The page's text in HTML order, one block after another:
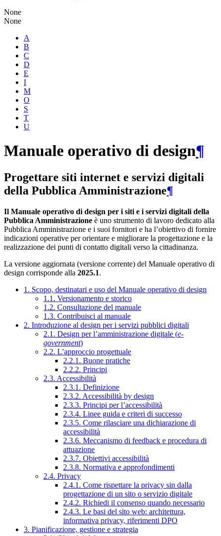
None
None
A
B
C
D
E
I
M
O
S
T
U
Manuale operativo di design¶
Progettare siti internet e servizi digitali
della Pubblica Amministrazione¶
Il Manuale operativo di design per i siti e i servizi digitali della
Pubblica Amministrazione è uno strumento di lavoro dedicato alla
Pubblica Amministrazione e i suoi fornitori e ha l’obiettivo di fornire
indicazioni operative per orientare e migliorare la progettazione e la
realizzazione dei punti di contatto digitali verso la cittadinanza.
La versione aggiornata (versione corrente) del Manuale operativo di
design corrisponde alla 2025.1.
1. Scopo, destinatari e uso del Manuale operativo di design
1.1. Versionamento e storico
1.2. Consultazione del manuale
1.3. Contribuisci al manuale
2. Introduzione al design per i servizi pubblici digitali
2.1. Design per l’amministrazione digitale (e-
government)
2.2. L’approccio progettuale
2.2.1. Buone pratiche
2.2.2. Principi
2.3. Accessibilità
2.3.1. Definizione
2.3.2. Accessibilità by design
2.3.3. Principi per l’accessibilità
2.3.4. Linee guida e criteri di successo
2.3.5. Come rilasciare una dichiarazione di
accessibilità
2.3.6. Meccanismo di feedback e procedura di
attuazione
2.3.7. Obiettivi accessibilità
2.3.8. Normativa e approfondimenti
2.4. Privacy
2.4.1. Come rispettare la privacy sin dalla
progettazione di un sito o servizio digitale
2.4.2. Richiedi il consenso quando necessario
2.4.3. Le basi del sito web: architettura,
informativa privacy, riferimenti DPO
3. Pianificazione, gestione e strategia